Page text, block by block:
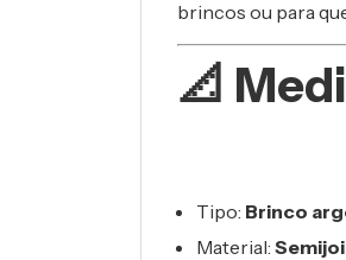
brincos ou para
📐
Tipo: Brinco
Material: